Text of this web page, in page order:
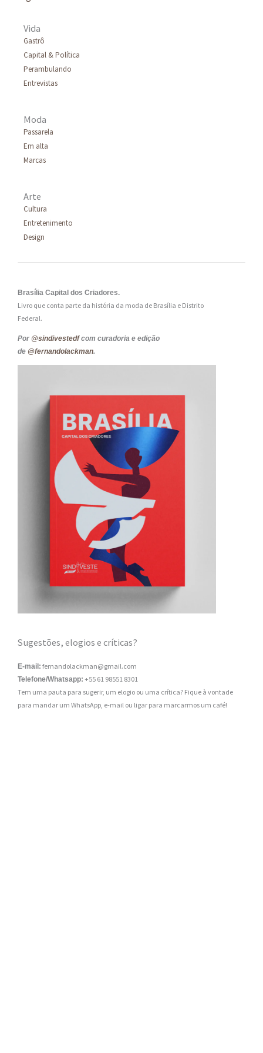
Vida
Gastrô
Capital & Política
Perambulando
Entrevistas
Moda
Passarela
Em alta
Marcas
Arte
Cultura
Entretenimento
Design
Brasília Capital dos Criadores.
Livro que conta parte da história da moda de Brasília e Distrito
Federal.
Por @sindivestedfcom curadoria e edição
de @fernandolackman.
Sugestões, elogios e críticas?
E-mail: fernandolackman@gmail.com
Telefone/Whatsapp: +55 61 98551 8301
Tem uma pauta para sugerir, um elogio ou uma crítica? Fique à vontade
para mandar um WhatsApp, e-mail ou ligar para marcarmos um café!